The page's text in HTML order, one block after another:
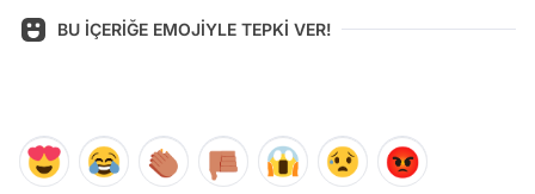
BU İÇERİĞE EMOJİYLE TEPKİ VER!